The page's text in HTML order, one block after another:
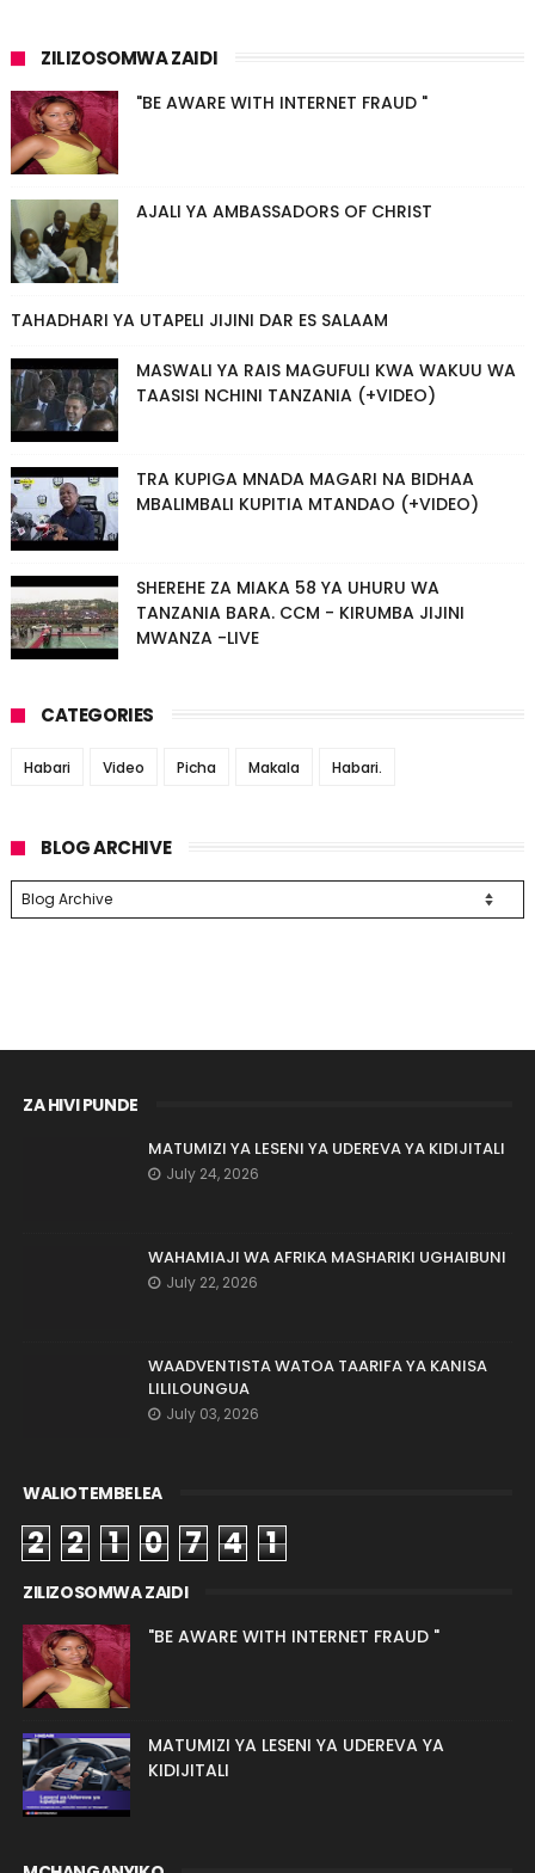
ZILIZOSOMWA ZAIDI
"BE AWARE WITH INTERNET FRAUD "
AJALI YA AMBASSADORS OF CHRIST
TAHADHARI YA UTAPELI JIJINI DAR ES SALAAM
MASWALI YA RAIS MAGUFULI KWA WAKUU WA
TAASISI NCHINI TANZANIA (+VIDEO)
TRA KUPIGA MNADA MAGARI NA BIDHAA
MBALIMBALI KUPITIA MTANDAO (+VIDEO)
SHEREHE ZA MIAKA 58 YA UHURU WA
TANZANIA BARA. CCM - KIRUMBA JIJINI
MWANZA -LIVE
CATEGORIES
Habari Video Picha Makala Habari.
BLOG ARCHIVE
ZA HIVI PUNDE
MATUMIZI YA LESENI YA UDEREVA YA KIDIJITALI
July 24, 2026
WAHAMIAJI WA AFRIKA MASHARIKI UGHAIBUNI
July 22, 2026
WAADVENTISTA WATOA TAARIFA YA KANISA
LILILOUNGUA
July 03, 2026
WALIOTEMBELEA
2 2 1 0 7 4 1
ZILIZOSOMWA ZAIDI
"BE AWARE WITH INTERNET FRAUD "
MATUMIZI YA LESENI YA UDEREVA YA
KIDIJITALI